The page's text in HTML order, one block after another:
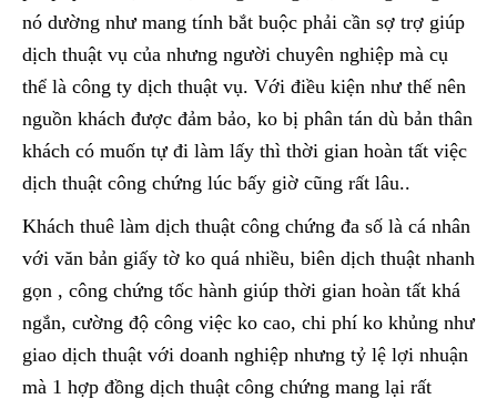
nó dường như mang tính bắt buộc phải cần sợ trợ giúp
dịch thuật vụ của nhưng người chuyên nghiệp mà cụ
thể là công ty dịch thuật vụ. Với điều kiện như thế nên
nguồn khách được đảm bảo, ko bị phân tán dù bản thân
khách có muốn tự đi làm lấy thì thời gian hoàn tất việc
dịch thuật công chứng lúc bấy giờ cũng rất lâu..
Khách thuê làm dịch thuật công chứng đa số là cá nhân
với văn bản giấy tờ ko quá nhiều, biên dịch thuật nhanh
gọn , công chứng tốc hành giúp thời gian hoàn tất khá
ngắn, cường độ công việc ko cao, chi phí ko khủng như
giao dịch thuật với doanh nghiệp nhưng tỷ lệ lợi nhuận
mà 1 hợp đồng dịch thuật công chứng mang lại rất